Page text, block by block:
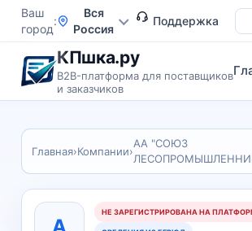
Ваш
город
Вся
Россия
Поддержка
КПшка.ру
B2B-платформа для поставщиков
и заказчиков
Главная›Компании›
АА "СОЮЗ
НЕ ЗАРЕГИСТРИРОВАНА НА